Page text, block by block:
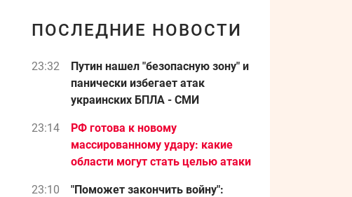
ПОСЛЕДНИЕ НОВОСТИ
23:32
Путин нашел "безопасную зону" и
панически избегает атак
украинских БПЛА - СМИ
23:14
РФ готова к новому
массированному удару: какие
области могут стать целью атаки
23:10
"Поможет закончить войну":